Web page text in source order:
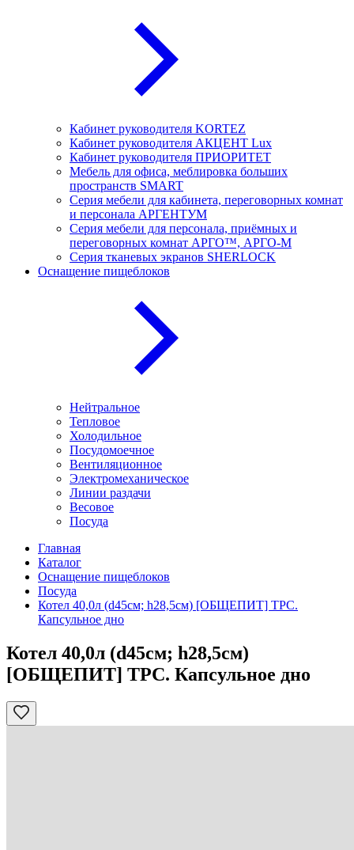
Кабинет руководителя KORTEZ
Кабинет руководителя АКЦЕНТ Lux
Кабинет руководителя ПРИОРИТЕТ
Мебель для офиса, меблировка больших
пространств SMART
Серия мебели для кабинета, переговорных комнат
и персонала АРГЕНТУМ
Серия мебели для персонала, приёмных и
переговорных комнат АРГО™, АРГО-М
Серия тканевых экранов SHERLOCK
Оснащение пищеблоков
Нейтральное
Тепловое
Холодильное
Посудомоечное
Вентиляционное
Электромеханическое
Линии раздачи
Весовое
Посуда
Главная
Каталог
Оснащение пищеблоков
Посуда
Котел 40,0л (d45см; h28,5см) [ОБЩЕПИТ] ТРС.
Капсульное дно
Котел 40,0л (d45см; h28,5см)
[ОБЩЕПИТ] ТРС. Капсульное дно